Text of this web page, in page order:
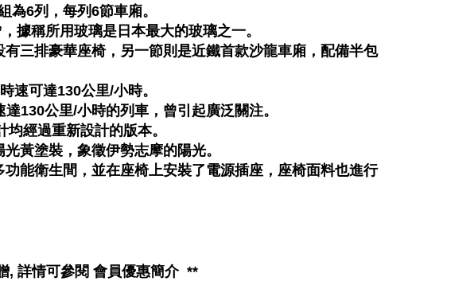
為6列，每列6節車廂。
據稱所用玻璃是日本最大的玻璃之一。
三排豪華座椅，另一節則是近鐵首款沙龍車廂，配備半包
速可達130公里/小時。
130公里/小時的列車，曾引起廣泛關注。
經過重新設計的版本。
黃塗裝，象徵伊勢志摩的陽光。
能衛生間，並在座椅上安裝了電源插座，座椅面料也進行
, 詳情可參閱 會員優惠簡介 **